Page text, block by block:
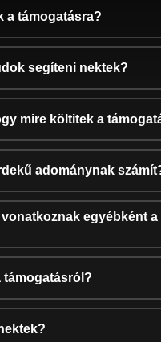
a támogatásra?
segíteni nektek?
mire költitek a
adománynak
egyébként a
támogatásról?